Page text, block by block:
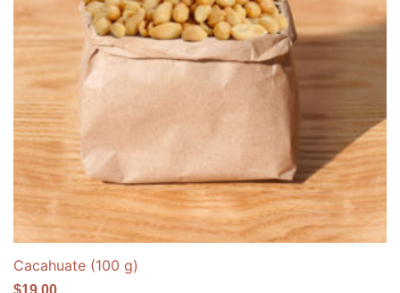
Cacahuate (100 g)
$19.00